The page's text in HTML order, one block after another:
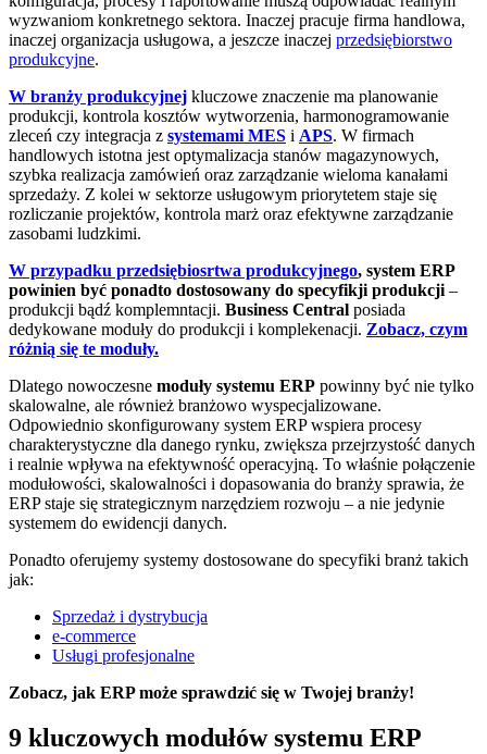
wyzwaniom konkretnego sektora. Inaczej pracuje firma handlowa,
inaczej organizacja usługowa, a jeszcze inaczej przedsiębiorstwo
produkcyjne.
W branży produkcyjnej kluczowe znaczenie ma planowanie
produkcji, kontrola kosztów wytworzenia, harmonogramowanie
zleceń czy integracja z systemami MES i APS. W firmach
handlowych istotna jest optymalizacja stanów magazynowych,
szybka realizacja zamówień oraz zarządzanie wieloma kanałami
sprzedaży. Z kolei w sektorze usługowym priorytetem staje się
rozliczanie projektów, kontrola marż oraz efektywne zarządzanie
zasobami ludzkimi.
W przypadku przedsiębiosrtwa produkcyjnego, system ERP
powinien być ponadto dostosowany do specyfikji produkcji –
produkcji bądź komplemntacji. Business Central posiada
dedykowane moduły do produkcji i komplekenacji. Zobacz, czym
różnią się te moduły.
Dlatego nowoczesne moduły systemu ERP powinny być nie tylko
skalowalne, ale również branżowo wyspecjalizowane.
Odpowiednio skonfigurowany system ERP wspiera procesy
charakterystyczne dla danego rynku, zwiększa przejrzystość danych
i realnie wpływa na efektywność operacyjną. To właśnie połączenie
modułowości, skalowalności i dopasowania do branży sprawia, że
ERP staje się strategicznym narzędziem rozwoju – a nie jedynie
systemem do ewidencji danych.
Ponadto oferujemy systemy dostosowane do specyfiki branż takich
jak:
Sprzedaż i dystrybucja
e-commerce
Usługi profesjonalne
Zobacz, jak ERP może sprawdzić się w Twojej branży!
9 kluczowych modułów systemu ERP